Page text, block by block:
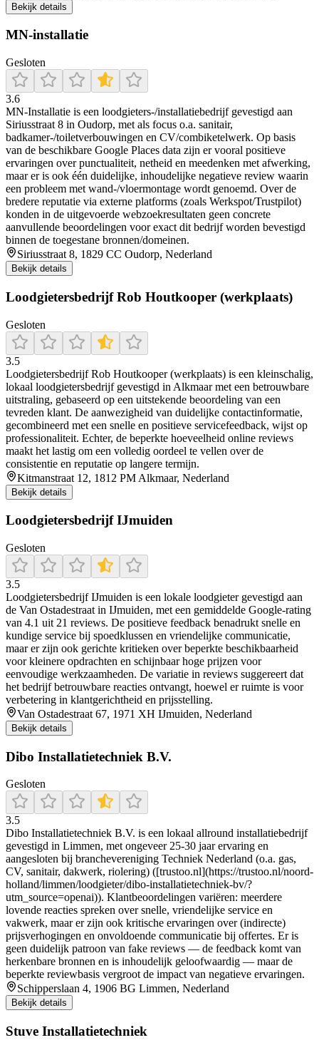
Bekijk details
MN-installatie
Gesloten
3.6
MN-Installatie is een loodgieters-/installatiebedrijf gevestigd aan
Siriusstraat 8 in Oudorp, met als focus o.a. sanitair,
badkamer-/toiletverbouwingen en CV/combiketelwerk. Op basis
van de beschikbare Google Places data zijn er vooral positieve
ervaringen over punctualiteit, netheid en meedenken met afwerking,
maar er is ook één duidelijke, inhoudelijke negatieve review waarin
een probleem met wand-/vloermontage wordt genoemd. Over de
bredere reputatie via externe platforms (zoals Werkspot/Trustpilot)
konden in de uitgevoerde webzoekresultaten geen concrete
aanvullende beoordelingen voor exact dit bedrijf worden bevestigd
binnen de toegestane bronnen/domeinen.
Siriusstraat 8, 1829 CC Oudorp, Nederland
Bekijk details
Loodgietersbedrijf Rob Houtkooper (werkplaats)
Gesloten
3.5
Loodgietersbedrijf Rob Houtkooper (werkplaats) is een kleinschalig,
lokaal loodgietersbedrijf gevestigd in Alkmaar met een betrouwbare
uitstraling, gebaseerd op een uitstekende beoordeling van een
tevreden klant. De aanwezigheid van duidelijke contactinformatie,
gecombineerd met een snelle en positieve servicefeedback, wijst op
professionaliteit. Echter, de beperkte hoeveelheid online reviews
maakt het lastig om een volledig oordeel te vellen over de
consistentie en reputatie op langere termijn.
Kitmanstraat 12, 1812 PM Alkmaar, Nederland
Bekijk details
Loodgietersbedrijf IJmuiden
Gesloten
3.5
Loodgietersbedrijf IJmuiden is een lokale loodgieter gevestigd aan
de Van Ostadestraat in IJmuiden, met een gemiddelde Google-rating
van 4.1 uit 21 reviews. De positieve feedback benadrukt snelle en
kundige service bij spoedklussen en vriendelijke communicatie,
maar er zijn ook gerichte kritieken over beperkte beschikbaarheid
voor kleinere opdrachten en schijnbaar hoge prijzen voor
eenvoudige werkzaamheden. De variatie in reviews suggereert dat
het bedrijf betrouwbare reacties ontvangt, hoewel er ruimte is voor
verbetering in klantgerichtheid en prijsstelling.
Van Ostadestraat 67, 1971 XH IJmuiden, Nederland
Bekijk details
Dibo Installatietechniek B.V.
Gesloten
3.5
Dibo Installatietechniek B.V. is een lokaal allround installatiebedrijf
gevestigd in Limmen, met ongeveer 25‑30 jaar ervaring en
aangesloten bij branchevereniging Techniek Nederland (o.a. gas,
CV, sanitair, dakwerk, riolering) ([trustoo.nl](https://trustoo.nl/noord-
holland/limmen/loodgieter/dibo-installatietechniek-bv/?
utm_source=openai)). Klantbeoordelingen variëren: meerdere
lovende reacties spreken over snelle, vriendelijke service en
vakwerk, maar er zijn ook kritische ervaringen over (indirecte)
prijsverhogingen en onvoldoende communicatie bij offertes. Er is
geen duidelijk patroon van fake reviews — de feedback komt van
herkenbare bronnen en is inhoudelijk geloofwaardig — maar de
beperkte reviewbasis vergroot de impact van negatieve ervaringen.
Schipperslaan 4, 1906 BG Limmen, Nederland
Bekijk details
Stuve Installatietechniek